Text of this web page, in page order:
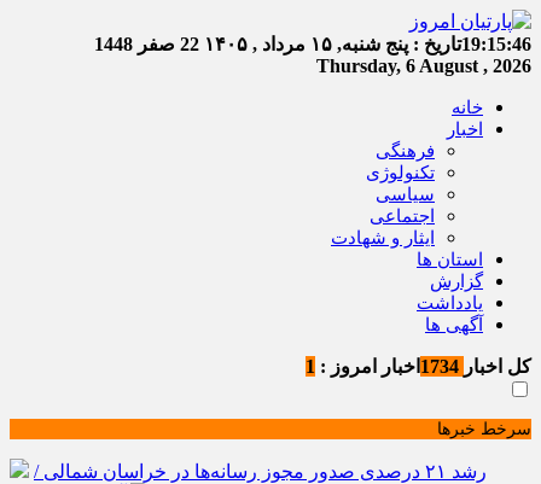
19:15:47تاریخ : پنج شنبه, ۱۵ مرداد , ۱۴۰۵
22 صفر 1448
Thursday, 6 August , 2026
خانه
اخبار
فرهنگی
تکنولوژی
سیاسی
اجتماعی
ایثار و شهادت
استان ها
گزارش
یادداشت
آگهی ها
کل اخبار اخبار امروز : 1
سرخط خبرها
رشد ۲۱ درصدی صدور مجوز رسانه‌ها در خراسان شمالی /